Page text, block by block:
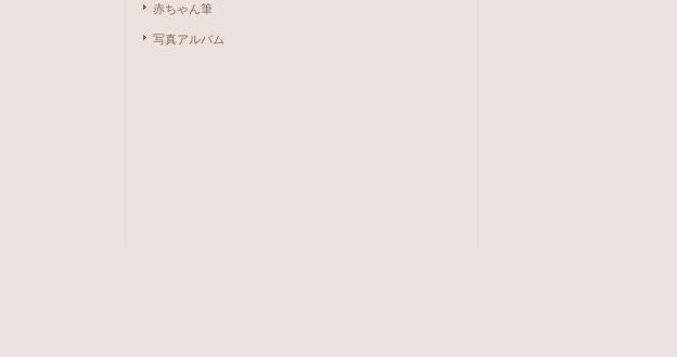
赤ちゃん筆
写真アルバム